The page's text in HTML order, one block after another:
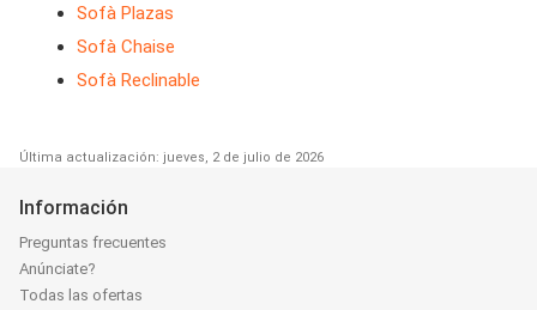
Sofà Plazas
Sofà Chaise
Sofà Reclinable
Última actualización: jueves, 2 de julio de 2026
Información
Preguntas frecuentes
Anúnciate?
Todas las ofertas